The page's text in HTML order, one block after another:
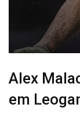
Alex
em